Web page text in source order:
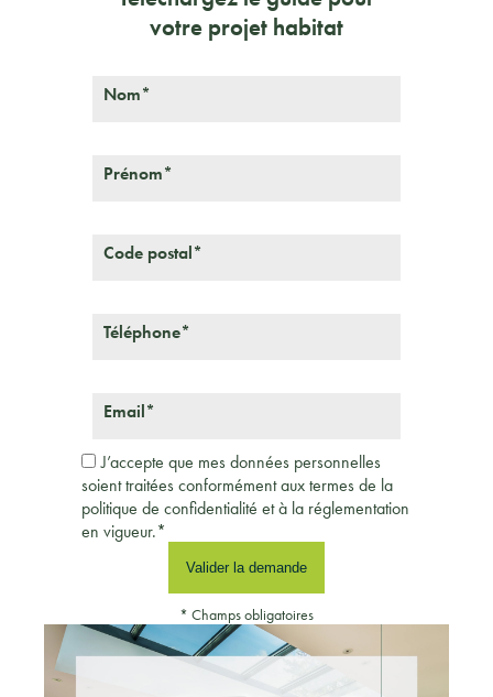
votre projet habitat
Nom*
Prénom*
Code postal*
Téléphone*
Email*
J’accepte que mes données personnelles
soient traitées conformément aux termes de la
politique de confidentialité et à la réglementation
en vigueur.*
* Champs obligatoires